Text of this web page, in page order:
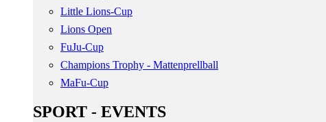
Little Lions-Cup
Lions Open
FuJu-Cup
Champions Trophy - Mattenprellball
MaFu-Cup
SPORT - EVENTS